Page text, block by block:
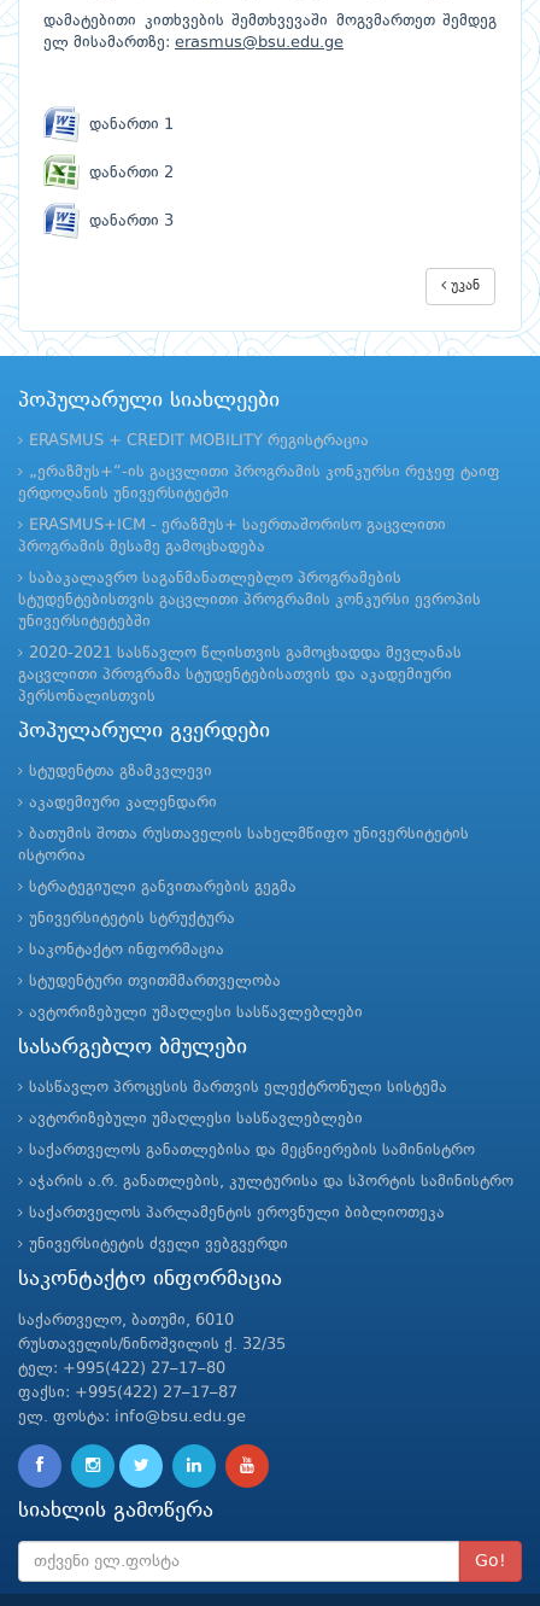
დამატებითი კითხვების შემთხვევაში მოგვმართეთ შემდეგ
ელ მისამართზე: erasmus@bsu.edu.ge
დანართი 1
დანართი 2
დანართი 3
უკან
პოპულარული სიახლეები
ERASMUS + CREDIT MOBILITY რეგისტრაცია
„ერაზმუს+“-ის გაცვლითი პროგრამის კონკურსი რეჯეფ ტაიფ
ერდოღანის უნივერსიტეტში
ERASMUS+ICM - ერაზმუს+ საერთაშორისო გაცვლითი
პროგრამის მესამე გამოცხადება
საბაკალავრო საგანმანათლებლო პროგრამების
სტუდენტებისთვის გაცვლითი პროგრამის კონკურსი ევროპის
უნივერსიტეტებში
2020-2021 სასწავლო წლისთვის გამოცხადდა მევლანას
გაცვლითი პროგრამა სტუდენტებისათვის და აკადემიური
პერსონალისთვის
პოპულარული გვერდები
სტუდენტთა გზამკვლევი
აკადემიური კალენდარი
ბათუმის შოთა რუსთაველის სახელმწიფო უნივერსიტეტის
ისტორია
სტრატეგიული განვითარების გეგმა
უნივერსიტეტის სტრუქტურა
საკონტაქტო ინფორმაცია
სტუდენტური თვითმმართველობა
ავტორიზებული უმაღლესი სასწავლებლები
სასარგებლო ბმულები
სასწავლო პროცესის მართვის ელექტრონული სისტემა
ავტორიზებული უმაღლესი სასწავლებლები
საქართველოს განათლებისა და მეცნიერების სამინისტრო
აჭარის ა.რ. განათლების, კულტურისა და სპორტის სამინისტრო
საქართველოს პარლამენტის ეროვნული ბიბლიოთეკა
უნივერსიტეტის ძველი ვებგვერდი
საკონტაქტო ინფორმაცია
საქართველო, ბათუმი, 6010
რუსთაველის/ნინოშვილის ქ. 32/35
ტელ: +995(422) 27–17–80
ფაქსი: +995(422) 27–17–87
ელ. ფოსტა: info@bsu.edu.ge
სიახლის გამოწერა
Go!